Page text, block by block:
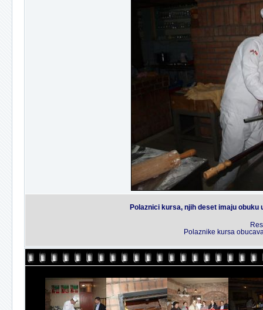
Polaznici kursa, njih deset imaju
Polaznike kursa